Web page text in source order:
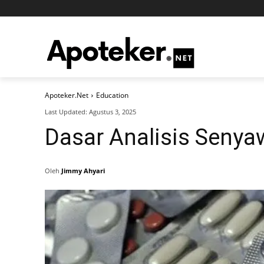
Apoteker.Net Education
Last Updated: Agustus 3, 2025
Dasar Analisis
Oleh Jimmy Ahyari